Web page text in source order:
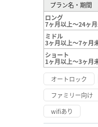
プラン名・期間
ロング
7ヶ月以上～24ヶ
ミドル
3ヶ月以上～7ヶ月
ショート
1ヶ月以上～3ヶ月
オートロック
ファミリー向け
wifiあり